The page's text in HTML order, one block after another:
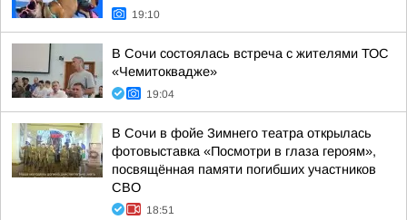
19:10
В Сочи состоялась встреча с жителями ТОС
«Чемитоквадже»
19:04
В Сочи в фойе Зимнего театра открылась
фотовыставка «Посмотри в глаза героям»,
посвящённая памяти погибших участников
СВО
18:51